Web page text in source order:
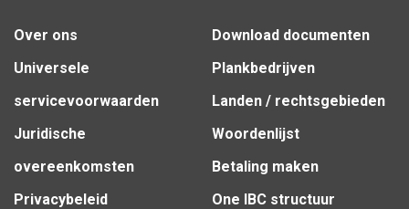
Over ons
Universele
servicevoorwaarden
Juridische
overeenkomsten
Privacybeleid
Download documenten
Plankbedrijven
Landen / rechtsgebieden
Woordenlijst
Betaling maken
One IBC structuur